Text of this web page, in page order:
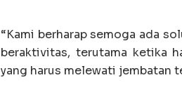
“Kami berharap semoga ada
beraktivitas, terutama ketika
yang harus melewati jembatan